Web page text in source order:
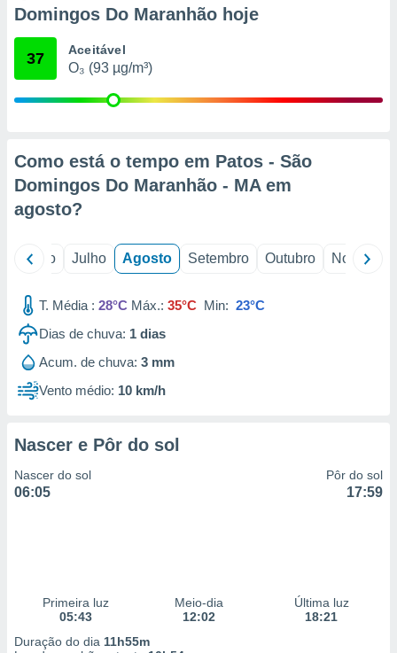
através
e
Domingos Do Maranhão hoje
37 Aceitável
O₃ (93 µg/m³)
Como está o tempo em Patos - São
Domingos Do Maranhão - MA em
agosto?
Junho Julho Agosto Setembro Outubro Novembro
T. Média : 28°C Máx.: 35°C Min: 23°C
Dias de chuva: 1 dias
Acum. de chuva: 3 mm
Vento médio: 10 km/h
Nascer e Pôr do sol
Nascer do sol
06:05
Pôr do sol
17:59
Primeira luz
05:43
Meio-dia
12:02
Última luz
18:21
Duração do dia 11h55m